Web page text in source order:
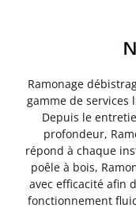
Ramonage
gamme de services
Depuis le
profondeur,
répond à chaque
poêle à bois,
avec efficacité afin
fonctionnement